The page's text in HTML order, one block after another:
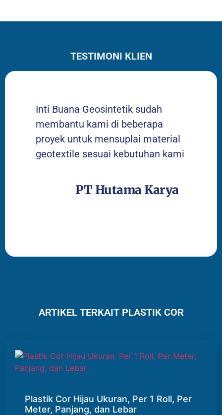
TESTIMONI KLIEN
Inti Buana Geosintetik sudah
membantu kami di beberapa
proyek untuk mensuplai material
geotextile sesuai kebutuhan kami
PT Hutama Karya
ARTIKEL TERKAIT PLASTIK COR
Plastik Cor Hijau Ukuran, Per 1 Roll, Per
Meter, Panjang, dan Lebar